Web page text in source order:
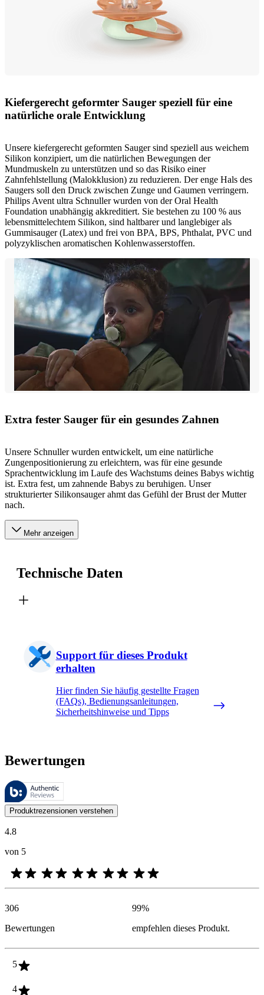
Kiefergerecht geformter Sauger speziell für eine
natürliche orale Entwicklung
Unsere kiefergerecht geformten Sauger sind speziell aus weichem
Silikon konzipiert, um die natürlichen Bewegungen der
Mundmuskeln zu unterstützen und so das Risiko einer
Zahnfehlstellung (Malokklusion) zu reduzieren. Der enge Hals des
Saugers soll den Druck zwischen Zunge und Gaumen verringern.
Philips Avent ultra Schnuller wurden von der Oral Health
Foundation unabhängig akkreditiert. Sie bestehen zu 100 % aus
lebensmittelechtem Silikon, sind haltbarer und langlebiger als
Gummisauger (Latex) und frei von BPA, BPS, Phthalat, PVC und
polyzyklischen aromatischen Kohlenwasserstoffen.
Extra fester Sauger für ein gesundes Zahnen
Unsere Schnuller wurden entwickelt, um eine natürliche
Zungenpositionierung zu erleichtern, was für eine gesunde
Sprachentwicklung im Laufe des Wachstums deines Babys wichtig
ist. Extra fest, um zahnende Babys zu beruhigen. Unser
strukturierter Silikonsauger ahmt das Gefühl der Brust der Mutter
nach.
Mehr anzeigen
Technische Daten
Support für dieses Produkt
erhalten
Hier finden Sie häufig gestellte Fragen
(FAQs), Bedienungsanleitungen,
Sicherheitshinweise und Tipps
Bewertungen
Diese Bewertungen werden von Bazaarvoice verwaltet und
Kundenmeinungen in Form von Produkt- und Sternebewertungen
Produktrezensionen verstehen
4.8
von 5
306
Bewertungen
99%
empfehlen dieses Produkt.
5
4